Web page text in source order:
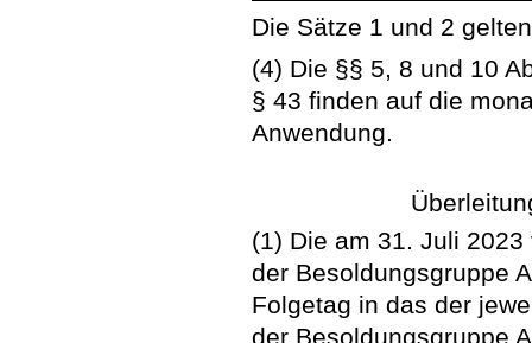
Die Sätze 1 und 2
(4) Die §§ 5, 8 und 10
§ 43 finden auf die
Anwendung.
(1) Die am 31. Juli
der Besoldungsgruppe
Folgetag in das der
der Besoldungsgruppe